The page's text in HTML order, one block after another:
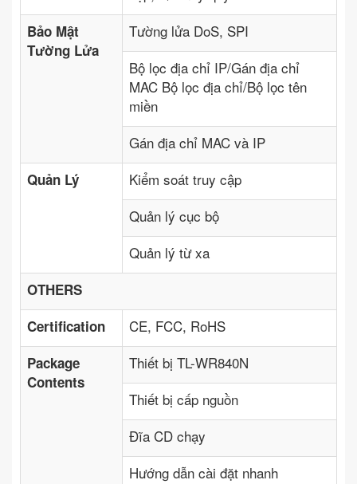
Bảo Mật
Tường Lửa
Tường lửa DoS, SPI
Bộ lọc địa chỉ IP/Gán địa chỉ
MAC Bộ lọc địa chỉ/Bộ lọc tên
miền
Gán địa chỉ MAC và IP
Quản Lý
Kiểm soát truy cập
Quản lý cục bộ
Quản lý từ xa
OTHERS
Certification
CE, FCC, RoHS
Package
Contents
Thiết bị TL-WR840N
Thiết bị cấp nguồn
Đĩa CD chạy
Hướng dẫn cài đặt nhanh